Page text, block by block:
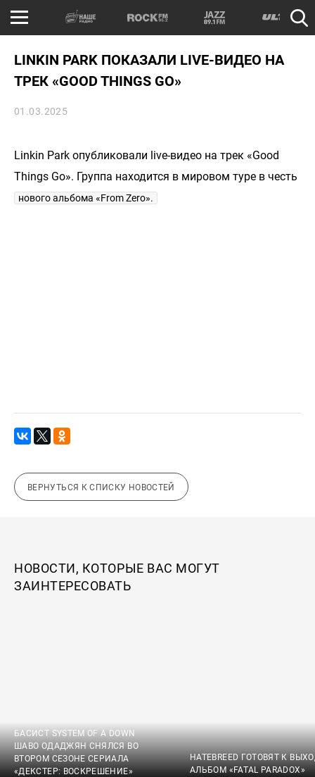
LINKIN PARK ПОКАЗАЛИ LIVE-ВИДЕО НА
ТРЕК «GOOD THINGS GO»
01.03.2025
Linkin Park опубликовали live-видео на трек «Good
Things Go». Группа находится в мировом туре в честь
нового альбома «From Zero».
ВЕРНУТЬСЯ К СПИСКУ НОВОСТЕЙ
НОВОСТИ, КОТОРЫЕ ВАС МОГУТ
ЗАИНТЕРЕСОВАТЬ
БАСИСТ SYSTEM OF A DOWN
ШАВО ОДАДЖЯН СНЯЛСЯ ВО
ВТОРОМ СЕЗОНЕ СЕРИАЛА
«ДЕКСТЕР: ВОСКРЕШЕНИЕ»
HATEBREED ГОТОВЯТ К
АЛЬБОМ «FATAL PARADOX»